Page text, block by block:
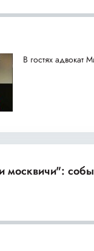
В гостях адвокат
москвичи":